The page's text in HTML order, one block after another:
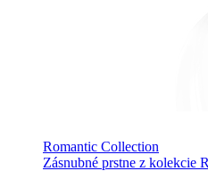
Romantic Collection
Zásnubné prstne z kolekcie